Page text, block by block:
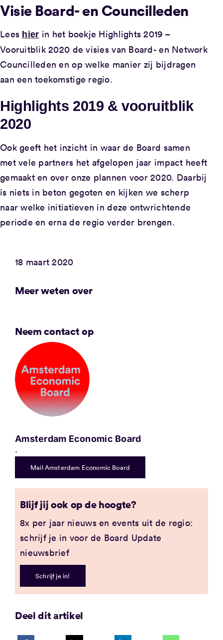
Visie Board- en Councilleden
Lees hier in het boekje Highlights 2019 –
Vooruitblik 2020 de visies van Board- en Network
Councilleden en op welke manier zij bijdragen
aan een toekomstige regio.
Highlights 2019 & vooruitblik
2020
Ook geeft het inzicht in waar de Board samen
met vele partners het afgelopen jaar impact heeft
gemaakt en over onze plannen voor 2020. Daarbij
is niets in beton gegoten en kijken we scherp
naar welke initiatieven in deze ontwrichtende
periode en erna de regio verder brengen.
18 maart 2020
Meer weten over
Neem contact op
Amsterdam Economic Board
.
Mail Amsterdam Economic Board
Blijf jij ook op de hoogte?
8x per jaar nieuws en events uit de regio:
schrijf je in voor de Board Update
nieuwsbrief
Schrijf je in!
Deel dit artikel